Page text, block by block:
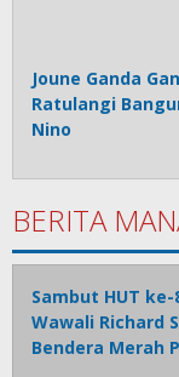
Joune Ganda
Ratulangi
Nino
BERITA
Sambut HUT
Wawali Richard
Bendera Merah